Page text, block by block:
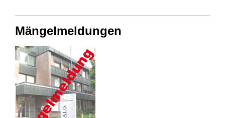
Mängelmeldungen